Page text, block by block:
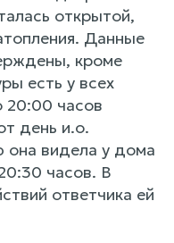
открытой,
Данные
кроме
есть у всех
20:00 часов
день и.о.
видела у дома
часов. В
ответчика ей